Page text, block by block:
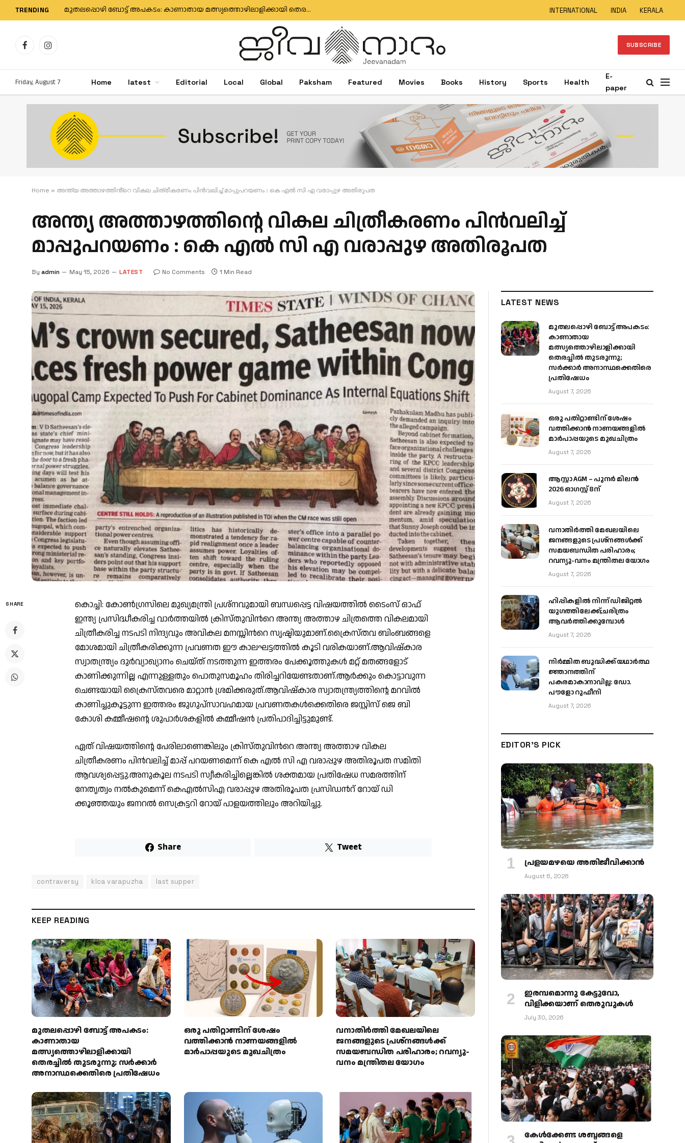
TRENDING മുതലപ്പൊഴി ബോട്ട് അപകടം: കാണാതായ മത്സ്യത്തൊഴിലാളിക്കായി തെരച്ചിൽ തുടരുന്നു; സർക്കാർ അനാസ്ഥക്കെതിരെ പ്രതിഷേധം INTERNATIONAL INDIA KERALA
FacebookInstagram SUBSCRIBE
Friday, August 7 Home latest Editorial Local Global Paksham Featured Movies Books History Sports Health
E-
paper
Home » അന്ത്യ അത്താഴത്തിൻ്റെ വികല ചിത്രീകരണം പിൻവലിച്ച് മാപ്പുപറയണം : കെ എൽ സി എ വരാപ്പുഴ അതിരൂപത
അന്ത്യ അത്താഴത്തിൻ്റെ വികല ചിത്രീകരണം പിൻവലിച്ച്
മാപ്പുപറയണം : കെ എൽ സി എ വരാപ്പുഴ അതിരൂപത
By admin May 15, 2026 LATEST No Comments 1 Min Read
SHARE
കൊച്ചി: കോൺഗ്രസിലെ മുഖ്യമന്ത്രി പ്രശ്നവുമായി ബന്ധപ്പെട്ട വിഷയത്തിൽ ടൈംസ് ഓഫ്
ഇന്ത്യ പ്രസിദ്ധീകരിച്ച വാർത്തയിൽ ക്രിസ്തുവിൻറെ അന്ത്യ അത്താഴ ചിത്രത്തെ വികലമായി
ചിത്രീകരിച്ച നടപടി നിന്ദ്യവും അവികല മനസ്സിൻറെ സൃഷ്ടിയുമാണ്.ക്രൈസ്തവ ബിംബങ്ങളെ
മോശമായി ചിത്രീകരിക്കുന്ന പ്രവണത ഈ കാലഘട്ടത്തിൽ കൂടി വരികയാണ്.ആവിഷ്കാര
സ്വാതന്ത്ര്യം ദുർവ്യാഖ്യാനം ചെയ്ത് നടത്തുന്ന ഇത്തരം പേക്കൂത്തുകൾ മറ്റ് മതങ്ങളോട്
കാണിക്കുന്നില്ല എന്നുള്ളതും പൊതുസമൂഹം തിരിച്ചറിയേണ്ടതാണ്.ആർക്കും കൊട്ടാവുന്ന
ചെണ്ടയായി ക്രൈസ്തവരെ മാറ്റാൻ ശ്രമിക്കരുത്.ആവിഷ്കാര സ്വാതന്ത്ര്യത്തിന്റെ മറവിൽ
കാണിച്ചുകൂട്ടുന്ന ഇത്തരം ജുഗുപ്സാവഹമായ പ്രവണതകൾക്കെതിരെ ജസ്റ്റിസ് ജെ ബി
കോശി കമ്മീഷന്റെ ശുപാർശകളിൽ കമ്മീഷൻ പ്രതിപാദിച്ചിട്ടുമുണ്ട്.
ഏത് വിഷയത്തിന്റെ പേരിലാണെങ്കിലും ക്രിസ്തുവിൻറെ അന്ത്യ അത്താഴ വികല
ചിത്രീകരണം പിൻവലിച്ച് മാപ്പ് പറയണമെന്ന് കെ എൽ സി എ വരാപ്പുഴ അതിരൂപത സമിതി
ആവശ്യപ്പെട്ടു.അനുകൂല നടപടി സ്വീകരിച്ചില്ലെങ്കിൽ ശക്തമായ പ്രതിഷേധ സമരത്തിന്
നേതൃത്വം നൽകുമെന്ന് കെഎൽസിഎ വരാപ്പുഴ അതിരൂപത പ്രസിഡൻറ് റോയ് ഡി
ക്കൂഞ്ഞയും ജനറൽ സെക്രട്ടറി റോയ് പാളയത്തിലും അറിയിച്ചു.
Share Tweet
contraversy klca varapuzha last supper
KEEP READING
മുതലപ്പൊഴി ബോട്ട് അപകടം:
കാണാതായ
മത്സ്യത്തൊഴിലാളിക്കായി
തെരച്ചിൽ തുടരുന്നു; സർക്കാർ
അനാസ്ഥക്കെതിരെ പ്രതിഷേധം
ഒരു പതിറ്റാണ്ടിന് ശേഷം
വത്തിക്കാൻ നാണയങ്ങളിൽ
മാർപാപ്പയുടെ മുഖചിത്രം
വനാതിർത്തി മേഖലയിലെ
ജനങ്ങളുടെ പ്രശ്നങ്ങൾക്ക്
സമയബന്ധിത പരിഹാരം; റവന്യൂ-
വനം മന്ത്രിതല യോഗം
LATEST NEWS
മുതലപ്പൊഴി ബോട്ട് അപകടം:
കാണാതായ
മത്സ്യത്തൊഴിലാളിക്കായി
തെരച്ചിൽ തുടരുന്നു;
സർക്കാർ അനാസ്ഥക്കെതിരെ
പ്രതിഷേധം
August 7, 2026
ഒരു പതിറ്റാണ്ടിന് ശേഷം
വത്തിക്കാൻ നാണയങ്ങളിൽ
മാർപാപ്പയുടെ മുഖചിത്രം
August 7, 2026
ആസ്റ്റാ AGM – പുനർ മിലൻ
2026 ഓഗസ്റ്റ് 8ന്
August 7, 2026
വനാതിർത്തി മേഖലയിലെ
ജനങ്ങളുടെ പ്രശ്നങ്ങൾക്ക്
സമയബന്ധിത പരിഹാരം;
റവന്യൂ-വനം മന്ത്രിതല യോഗം
August 7, 2026
ഹിപ്പികളില്‍ നിന്ന് ഡിജിറ്റല്‍
യുഗത്തിലേക്ക്;ചരിത്രം
ആവര്‍ത്തിക്കുമ്പോള്‍
August 7, 2026
നിർമ്മിത ബുദ്ധിക്ക് യഥാർത്ഥ
ജ്ഞാനത്തിന്
പകരമാകാനാവില്ല: ഡോ.
പൗളോ റുഫീനി
August 7, 2026
EDITOR'S PICK
പ്രളയമഴയെ അതിജീവിക്കാന്‍
August 6, 2026
ഇരമ്പമൊന്നു കേട്ടുവോ,
വിളിക്കയാണ് തെരുവുകള്‍
July 30, 2026
കേള്‍ക്കേണ്ട ശബ്ദങ്ങളെ